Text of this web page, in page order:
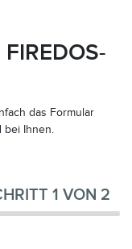
das Formular
bei Ihnen.
1 VON 2